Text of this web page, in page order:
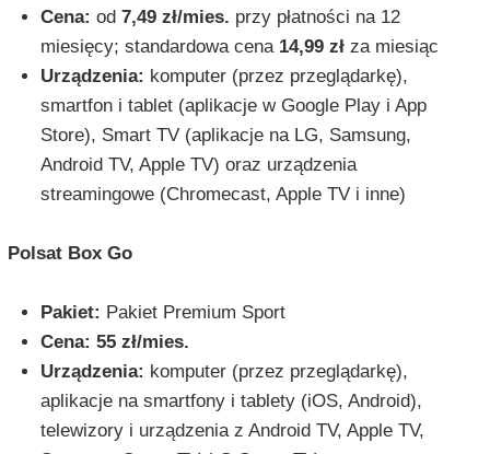
Cena: od 7,49 zł/mies. przy płatności na 12
miesięcy; standardowa cena 14,99 złza miesiąc
Urządzenia: komputer (przez przeglądarkę),
smartfon i tablet (aplikacje w Google Play i App
Store), Smart TV (aplikacje na LG, Samsung,
Android TV, Apple TV) oraz urządzenia
streamingowe (Chromecast, Apple TV i inne)
Polsat Box Go
Pakiet: Pakiet Premium Sport
Cena: 55 zł/mies.
Urządzenia: komputer (przez przeglądarkę),
aplikacje na smartfony i tablety (iOS, Android),
telewizory i urządzenia z Android TV, Apple TV,